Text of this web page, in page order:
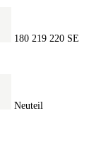
180 219 220 SE
Neuteil